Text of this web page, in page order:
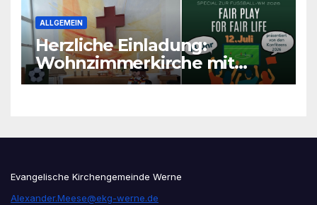
ALLGEMEIN
Herzliche Einladung:
Wohnzimmerkirche mit
unseren Konfis
Evangelische Kirchengemeinde Werne
Alexander.Meese@ekg-werne.de